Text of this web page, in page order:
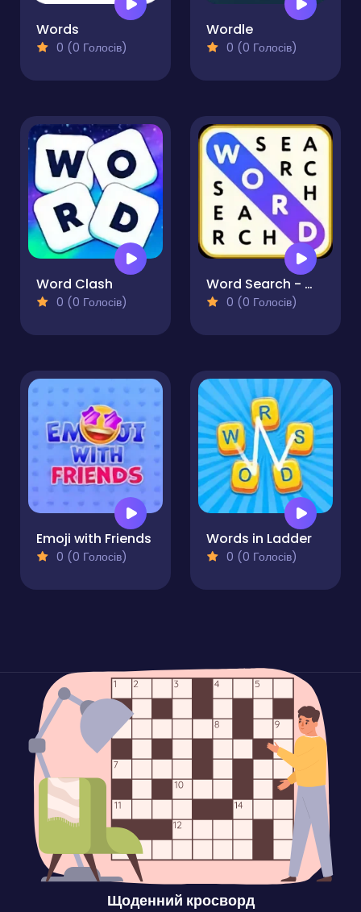
Words
0 (0 Голосів)
Wordle
0 (0 Голосів)
Word Clash
0 (0 Голосів)
Word Search - Word Puzzle
0 (0 Голосів)
Emoji with Friends
0 (0 Голосів)
Words in Ladder
0 (0 Голосів)
Щоденний кросворд